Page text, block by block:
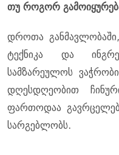
თუ როგორ
დროთა განმავლობაში,
ტექნიკა და
სამზარეულოს
დღესდღეობით
ფართოდაა
სარგებლობს.